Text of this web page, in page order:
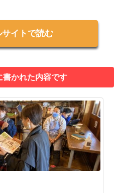
イトで読む
書かれた内容です